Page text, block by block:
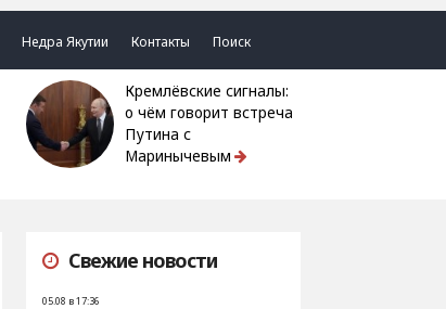
Недра Якутии Контакты Поиск
Кремлёвские сигналы:
о чём говорит встреча
Путина с
Маринычевым
Свежие новости
05.08 в 17:36